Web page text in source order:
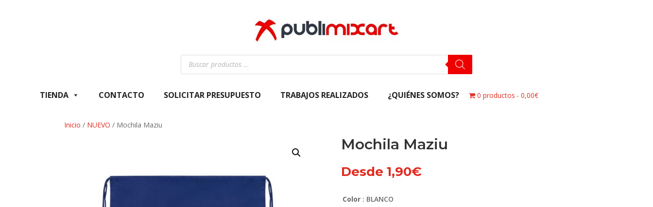
Búsqueda
productos
TIENDA CONTACTO SOLICITAR PRESUPUESTO TRABAJOS REALIZADOS ¿QUIÉNES SOMOS? 0 productos 0,00€
Inicio / NUEVO / Mochila Maziu
Mochila Maziu
Desde 1,90€
Color : BLANCO